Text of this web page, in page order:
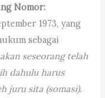
Nomor:
1973, yang
sebagai
seseorang telah
dahulu harus
juru sita (somasi).